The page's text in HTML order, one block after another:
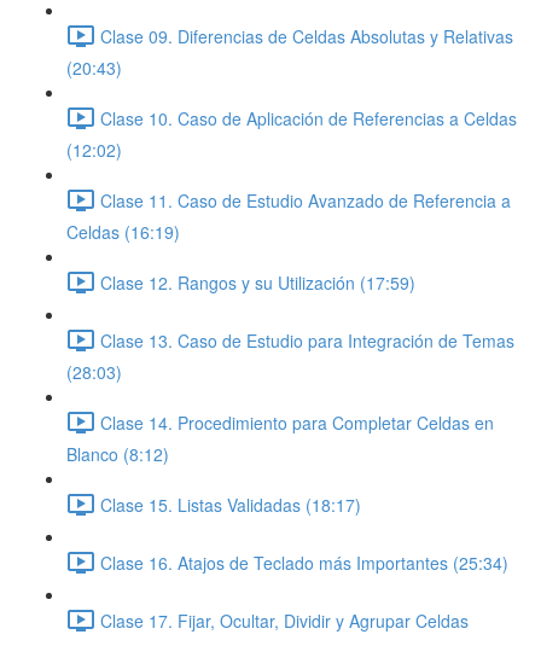
Clase 09. Diferencias de Celdas Absolutas y Relativas
(20:43)
Clase 10. Caso de Aplicación de Referencias a Celdas
(12:02)
Clase 11. Caso de Estudio Avanzado de Referencia a
Celdas (16:19)
Clase 12. Rangos y su Utilización (17:59)
Clase 13. Caso de Estudio para Integración de Temas
(28:03)
Clase 14. Procedimiento para Completar Celdas en
Blanco (8:12)
Clase 15. Listas Validadas (18:17)
Clase 16. Atajos de Teclado más Importantes (25:34)
Clase 17. Fijar, Ocultar, Dividir y Agrupar Celdas